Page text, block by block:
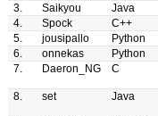
3.
Saikyou Java
4.
Spock C++
5.
jousipallo Python
6.
onnekas Python
7.
Daeron_NG C
8. set Java